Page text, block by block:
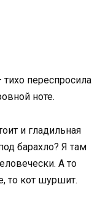
переспросила
ноте.
и гладильная
барахло? Я там
А то
то кот шуршит.